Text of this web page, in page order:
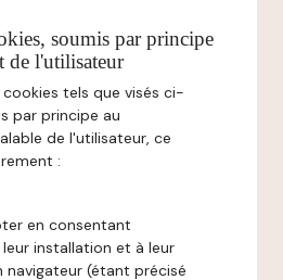
soumis par principe
de l'utilisateur
tels que visés ci-
par principe au
de l'utilisateur, ce
:
en consentant
installation et à leur
navigateur (étant précisé